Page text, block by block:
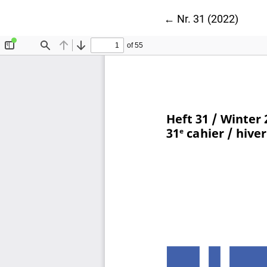
← Zu Artikeldetails
Nr. 31 (2022)